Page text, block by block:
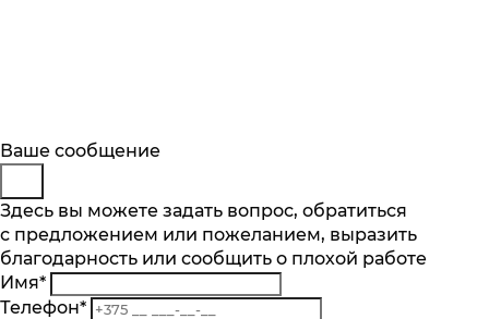
Описание
Отзывы
Основные характеристики
Максимальная вместимость, компл
13
Кол-во программ, шт
Будьте в курсе
Подпишитесь на последние обновления
и узнавайте о новинках и специальных
предложениях первыми
Подписаться
Заказ обратного звонка
Представьтесь
Телефон*
Комментарий
Ваше сообщение
Здесь вы можете задать вопрос, обратиться
с предложением или пожеланием, выразить
благодарность или сообщить о плохой работе
Имя*
Телефон*